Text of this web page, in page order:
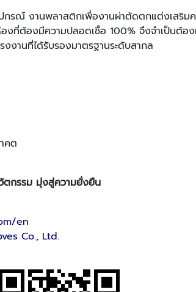
รณ์ งานพลาสติกเพื่องานผ่าตัดตกแต่งเสริม
ที่ต้องมีความปลอดเชื้อ 100% จึงจำเป็นต้อ
านที่ได้รับรองมาตรฐานระดับสากล
คต
กรรม มุ่งสู่ความยั่งยืน
en
Co., Ltd.